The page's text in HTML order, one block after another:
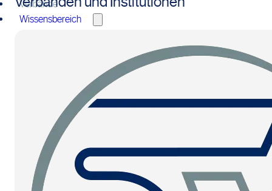
Verbände
Wissensbereich